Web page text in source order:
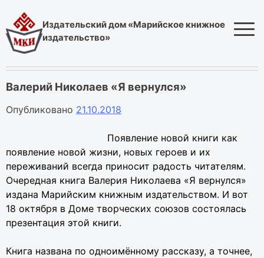
to
content
Издательский дом «Марийское книжное
издательство»
Валерий Николаев «Я вернулся»
Опубликовано 21.10.2018
Появление новой книги как
появление новой жизни, новых героев и их
переживаний всегда приносит радость читателям.
Очередная книга Валерия Николаева «Я вернулся»
издана Марийским книжным издательством. И вот
18 октября в Доме творческих союзов состоялась
презентация этой книги.
Книга названа по одноимённому рассказу, а точнее,